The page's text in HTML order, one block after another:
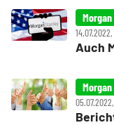
Auch